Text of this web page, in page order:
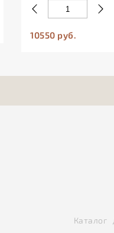
10550 руб.
Каталог